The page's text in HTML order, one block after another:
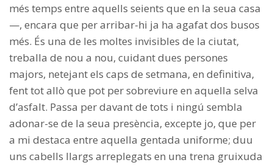
més temps entre aquells seients que en la seua casa
—, encara que per arribar-hi ja ha agafat dos busos
més. És una de les moltes invisibles de la ciutat,
treballa de nou a nou, cuidant dues persones
majors, netejant els caps de setmana, en definitiva,
fent tot allò que pot per sobreviure en aquella selva
d’asfalt. Passa per davant de tots i ningú sembla
adonar-se de la seua presència, excepte jo, que per
a mi destaca entre aquella gentada uniforme; duu
uns cabells llargs arreplegats en una trena gruixuda